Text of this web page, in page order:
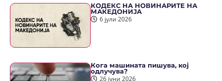
КОДЕКС НА НОВИНАРИТЕ НА
МАКЕДОНИЈА
6 јули 2026
Кога машината пишува, кој
одлучува?
26 јуни 2026